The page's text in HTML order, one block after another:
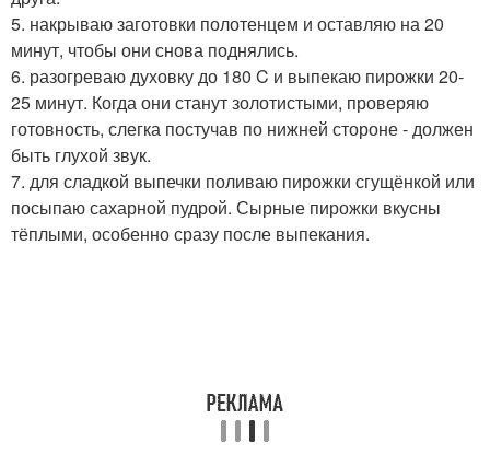
5. накрываю заготовки полотенцем и оставляю на 20
минут, чтобы они снова поднялись.
6. разогреваю духовку до 180 C и выпекаю пирожки 20-
25 минут. Когда они станут золотистыми, проверяю
готовность, слегка постучав по нижней стороне - должен
быть глухой звук.
7. для сладкой выпечки поливаю пирожки сгущёнкой или
посыпаю сахарной пудрой. Сырные пирожки вкусны
тёплыми, особенно сразу после выпекания.